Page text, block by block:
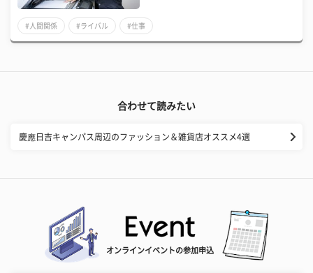
#人間関係 #ライバル #仕事
合わせて読みたい
慶應日吉キャンパス周辺のファッション＆雑貨店オススメ4選
オンラインイベントの参加申込